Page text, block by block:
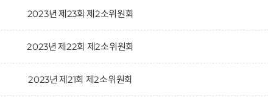
2023년 제23회 제2소위원회
2023년 제22회 제2소위원회
2023년 제21회 제2소위원회